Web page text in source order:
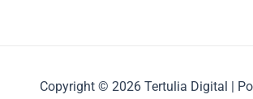
Copyright © 2026 Tertulia Digital |